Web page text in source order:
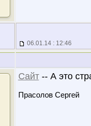
06.01.14 : 12:46
Сайт-- А это
Прасолов Сергей